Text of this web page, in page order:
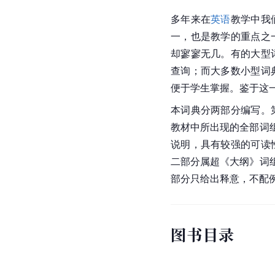
多年来在英语教学中我
一，也是教学的重点之
却寥寥无几。有的大型
查询；而大多数小型词
便于学生掌握。鉴于这
本词典分两部分编写。
教材中所出现的全部词
说明，具有较强的可读
二部分属超《大纲》
部分只给出释意，不配
图书目录